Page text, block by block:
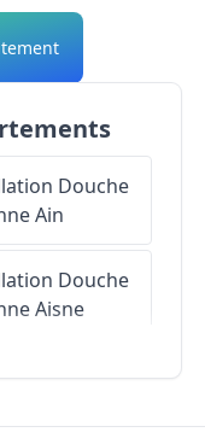
Douche
Ain
Douche
Aisne
Douche